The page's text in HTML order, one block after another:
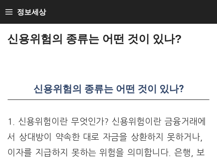
Skip
to
content
정보세상
신용위험의 종류는 어떤 것이 있나?
신용위험의 종류는 어떤 것이 있나?
1. 신용위험이란 무엇인가? 신용위험이란 금융거래에
서 상대방이 약속한 대로 자금을 상환하지 못하거나,
이자를 지급하지 못하는 위험을 의미합니다. 은행, 보